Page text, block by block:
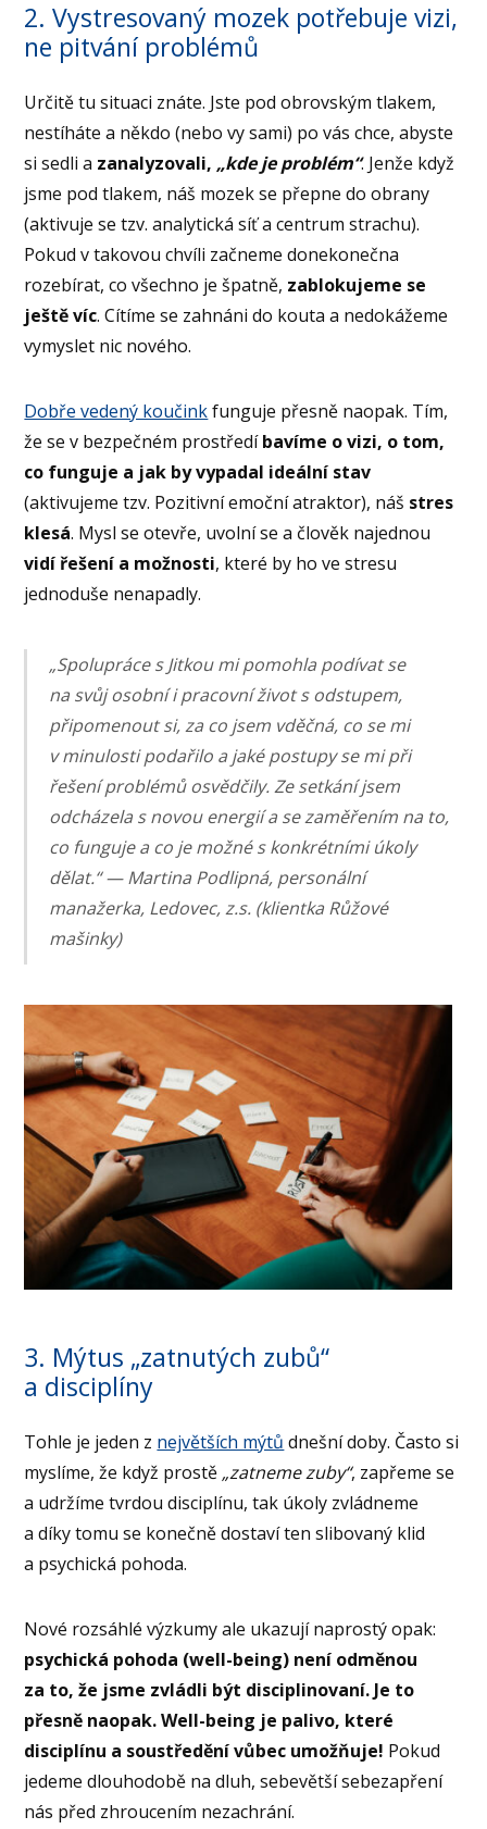
2. Vystresovaný mozek potřebuje vizi,
ne pitvání problémů
Určitě tu situaci znáte. Jste pod obrovským tlakem,
nestíháte a někdo (nebo vy sami) po vás chce, abyste
si sedli a zanalyzovali,„kde je problém“. Jenže když
jsme pod tlakem, náš mozek se přepne do obrany
(aktivuje se tzv. analytická síť a centrum strachu).
Pokud v takovou chvíli začneme donekonečna
rozebírat, co všechno je špatně, zablokujeme se
ještě víc. Cítíme se zahnáni do kouta a nedokážeme
vymyslet nic nového.
Dobře vedený koučinkfunguje přesně naopak. Tím,
že se v bezpečném prostředíbavíme o vizi, o tom,
co funguje a jak by vypadal ideální stav
(aktivujeme tzv. Pozitivní emoční atraktor), náš stres
klesá. Mysl se otevře, uvolní se a člověk najednou
vidí řešení a možnosti, které by ho ve stresu
jednoduše nenapadly.
„Spolupráce s Jitkou mi pomohla podívat se
na svůj osobní i pracovní život s odstupem,
připomenout si, za co jsem vděčná, co se mi
v minulosti podařilo a jaké postupy se mi při
řešení problémů osvědčily. Ze setkání jsem
odcházela s novou energií a se zaměřením na to,
co funguje a co je možné s konkrétními úkoly
dělat.“ — Martina Podlipná, personální
manažerka, Ledovec, z.s. (klientka Růžové
mašinky)
3. Mýtus „zatnutých zubů“
a disciplíny
Tohle je jeden z největších mýtů dnešní doby. Často si
myslíme, že když prostě „zatneme zuby“, zapřeme se
a udržíme tvrdou disciplínu, tak úkoly zvládneme
a díky tomu se konečně dostaví ten slibovaný klid
a psychická pohoda.
Nové rozsáhlé výzkumy ale ukazují naprostý opak:
psychická pohoda (well-being) není odměnou
za to, že jsme zvládli být disciplinovaní. Je to
přesně naopak. Well-being je palivo, které
disciplínu a soustředění vůbec umožňuje! Pokud
jedeme dlouhodobě na dluh, sebevětší sebezapření
nás před zhroucením nezachrání.